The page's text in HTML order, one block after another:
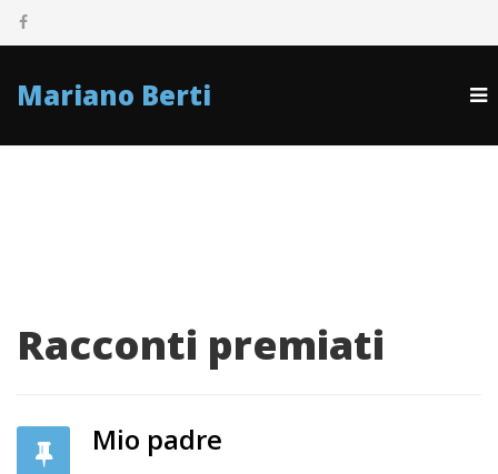
Mariano Berti
Racconti premiati
Mio padre